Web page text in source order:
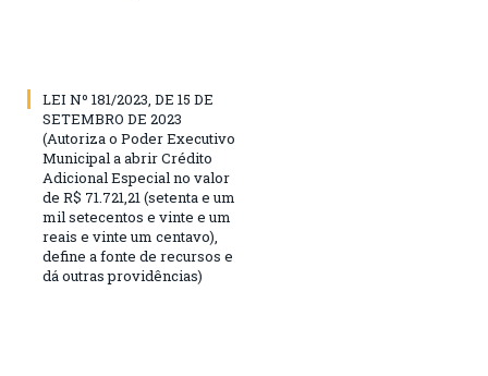
LEI Nº 181/2023, DE 15 DE
SETEMBRO DE 2023
(Autoriza o Poder Executivo
Municipal a abrir Crédito
Adicional Especial no valor
de R$ 71.721,21 (setenta e um
mil setecentos e vinte e um
reais e vinte um centavo),
define a fonte de recursos e
dá outras providências)